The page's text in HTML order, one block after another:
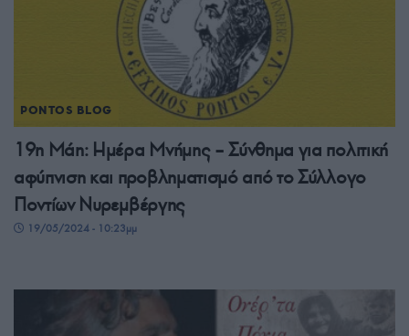
PONTOS BLOG
19η Μάη: Ημέρα Μνήμης – Σύνθημα για πολιτική
αφύπνιση και προβληματισμό από το Σύλλογο
Ποντίων Νυρεμβέργης
19/05/2024 - 10:23μμ